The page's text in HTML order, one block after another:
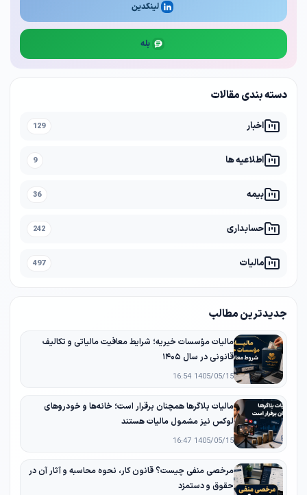
لینکدین
بله
دسته بندی مقالات
اخبار 129
اطلاعیه ها 9
بیمه 36
حسابداری 242
مالیات 497
جدیدترین مطالب
مالیات مؤسسات خیریه؛ شرایط معافیت مالیاتی و تکالیف
قانونی در سال ۱۴۰۵
1405/05/15 16:54
مالیات بلاگرها همچنان برقرار است؛ خانه‌ها و خودروهای
لوکس نیز مشمول مالیات هستند
1405/05/15 16:47
مرخصی منفی چیست؟ قانون کار، نحوه محاسبه و آثار آن در
حقوق و دستمزد